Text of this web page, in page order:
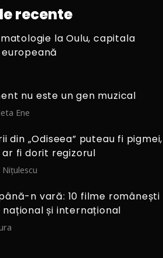
recente
la Oulu, capitala
nu este un gen muzical
Ene
din „Odiseea” puteau fi pigmei,
fi dorit regizorul
n vară: 10 filme românești
și internațional